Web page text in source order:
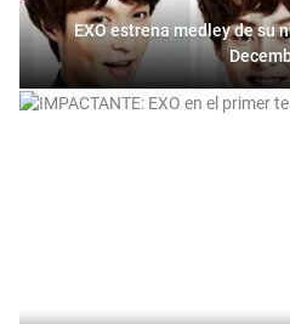
EXO estrena medley de su